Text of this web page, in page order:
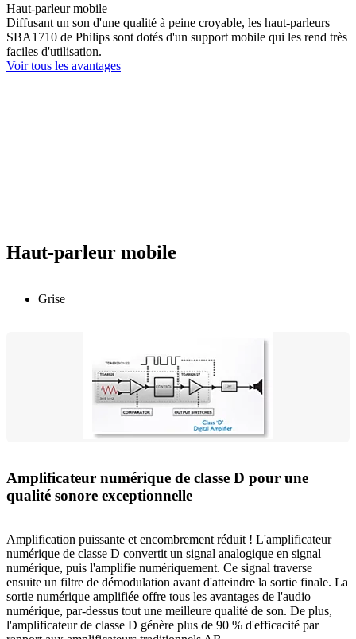
Haut-parleur mobile
Diffusant un son d'une qualité à peine croyable, les haut-parleurs
SBA1710 de Philips sont dotés d'un support mobile qui les rend très
faciles d'utilisation.
Voir tous les avantages
Haut-parleur mobile
Grise
Amplificateur numérique de classe D pour une
qualité sonore exceptionnelle
Amplification puissante et encombrement réduit ! L'amplificateur
numérique de classe D convertit un signal analogique en signal
numérique, puis l'amplifie numériquement. Ce signal traverse
ensuite un filtre de démodulation avant d'atteindre la sortie finale. La
sortie numérique amplifiée offre tous les avantages de l'audio
numérique, par-dessus tout une meilleure qualité de son. De plus,
l'amplificateur de classe D génère plus de 90 % d'efficacité par